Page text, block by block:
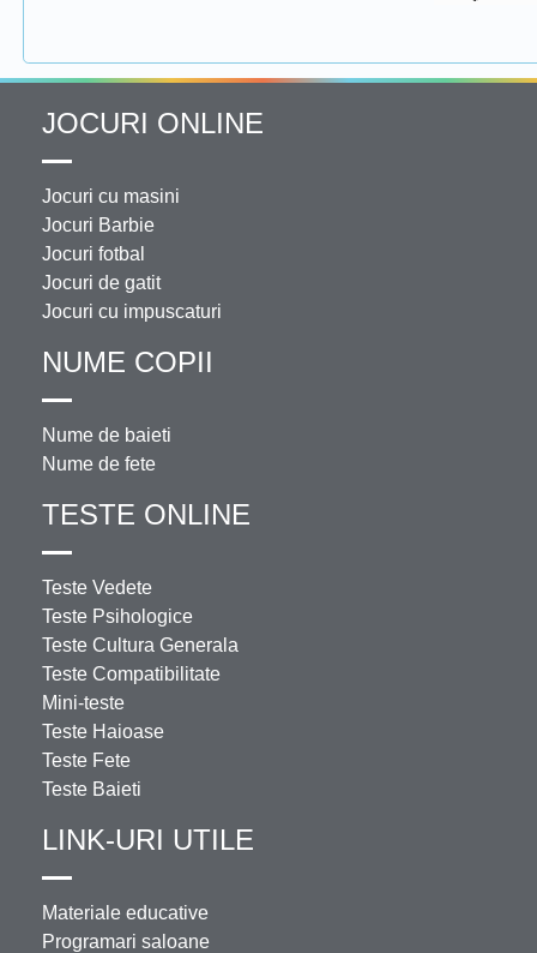
JOCURI ONLINE
Jocuri cu masini
Jocuri Barbie
Jocuri fotbal
Jocuri de gatit
Jocuri cu impuscaturi
NUME COPII
Nume de baieti
Nume de fete
TESTE ONLINE
Teste Vedete
Teste Psihologice
Teste Cultura Generala
Teste Compatibilitate
Mini-teste
Teste Haioase
Teste Fete
Teste Baieti
LINK-URI UTILE
Materiale educative
Programari saloane